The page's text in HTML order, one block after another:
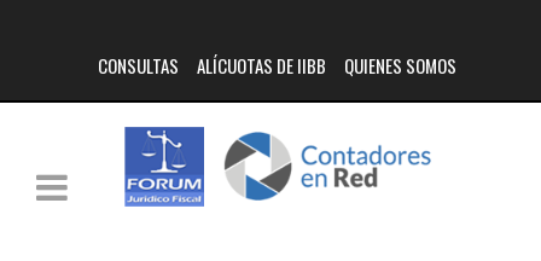
CONSULTAS ALÍCUOTAS DE IIBB QUIENES SOMOS